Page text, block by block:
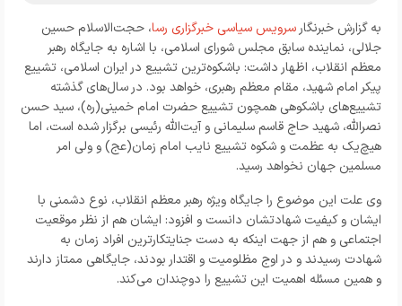
به گزارش خبرنگار سرویس سیاسی خبرگزاری رسا، حجت‌الاسلام حسین
جلالی، نماینده سابق مجلس شورای اسلامی، با اشاره به جایگاه رهبر
معظم انقلاب، اظهار داشت: باشکوه‌ترین تشییع در ایران اسلامی، تشییع
پیکر امام شهید، مقام معظم رهبری، خواهد بود. در سال‌های گذشته
تشییع‌های باشکوهی همچون تشییع حضرت امام خمینی(ره)، سید حسن
نصرالله، شهید حاج قاسم سلیمانی و آیت‌الله رئیسی برگزار شده است، اما
هیچ‌یک به عظمت و شکوه تشییع نایب امام زمان(عج) و ولی امر
مسلمین جهان نخواهد رسید.
وی علت این موضوع را جایگاه ویژه رهبر معظم انقلاب، نوع دشمنی با
ایشان و کیفیت شهادتشان دانست و افزود: ایشان هم از نظر موقعیت
اجتماعی و هم از جهت اینکه به دست جنایتکارترین افراد زمان به
شهادت رسیدند و در اوج مظلومیت و اقتدار بودند، جایگاهی ممتاز دارند
و همین مسئله اهمیت این تشییع را دوچندان می‌کند.